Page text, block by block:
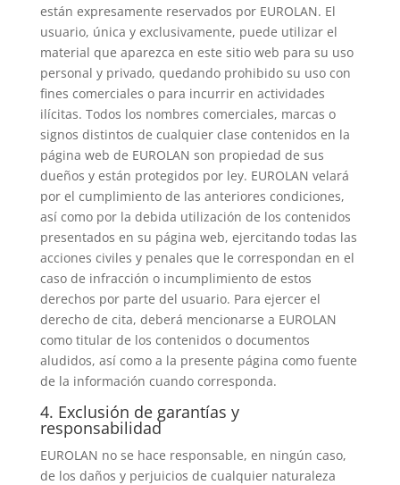
están expresamente reservados por EUROLAN. El
usuario, única y exclusivamente, puede utilizar el
material que aparezca en este sitio web para su uso
personal y privado, quedando prohibido su uso con
fines comerciales o para incurrir en actividades
ilícitas. Todos los nombres comerciales, marcas o
signos distintos de cualquier clase contenidos en la
página web de EUROLAN son propiedad de sus
dueños y están protegidos por ley. EUROLAN velará
por el cumplimiento de las anteriores condiciones,
así como por la debida utilización de los contenidos
presentados en su página web, ejercitando todas las
acciones civiles y penales que le correspondan en el
caso de infracción o incumplimiento de estos
derechos por parte del usuario. Para ejercer el
derecho de cita, deberá mencionarse a EUROLAN
como titular de los contenidos o documentos
aludidos, así como a la presente página como fuente
de la información cuando corresponda.
4. Exclusión de garantías y
responsabilidad
EUROLAN no se hace responsable, en ningún caso,
de los daños y perjuicios de cualquier naturaleza